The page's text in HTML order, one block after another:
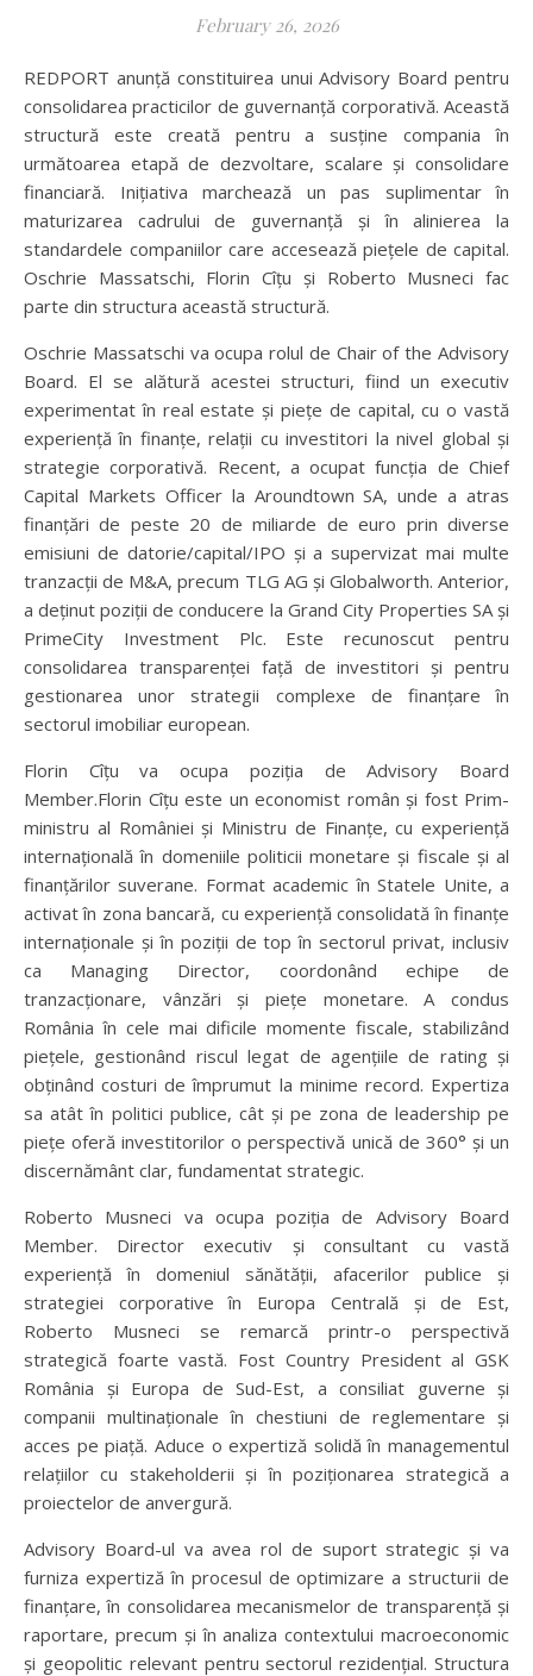
February 26, 2026
REDPORT anunță constituirea unui Advisory Board pentru
consolidarea practicilor de guvernanță corporativă. Această
structură este creată pentru a susține compania în
următoarea etapă de dezvoltare, scalare și consolidare
financiară. Inițiativa marchează un pas suplimentar în
maturizarea cadrului de guvernanță și în alinierea la
standardele companiilor care accesează piețele de capital.
Oschrie Massatschi, Florin Cîțu și Roberto Musneci fac
parte din structura această structură.
Oschrie Massatschi va ocupa rolul de Chair of the Advisory
Board. El se alătură acestei structuri, fiind un executiv
experimentat în real estate și piețe de capital, cu o vastă
experiență în finanțe, relații cu investitori la nivel global și
strategie corporativă. Recent, a ocupat funcția de Chief
Capital Markets Officer la Aroundtown SA, unde a atras
finanțări de peste 20 de miliarde de euro prin diverse
emisiuni de datorie/capital/IPO și a supervizat mai multe
tranzacții de M&A, precum TLG AG și Globalworth. Anterior,
a deținut poziții de conducere la Grand City Properties SA și
PrimeCity Investment Plc. Este recunoscut pentru
consolidarea transparenței față de investitori și pentru
gestionarea unor strategii complexe de finanțare în
sectorul imobiliar european.
Florin Cîțu va ocupa poziția de Advisory Board
Member.Florin Cîțu este un economist român și fost Prim-
ministru al României și Ministru de Finanțe, cu experiență
internațională în domeniile politicii monetare și fiscale și al
finanțărilor suverane. Format academic în Statele Unite, a
activat în zona bancară, cu experiență consolidată în finanțe
internaționale și în poziții de top în sectorul privat, inclusiv
ca Managing Director, coordonând echipe de
tranzacționare, vânzări și piețe monetare. A condus
România în cele mai dificile momente fiscale, stabilizând
piețele, gestionând riscul legat de agențiile de rating și
obținând costuri de împrumut la minime record. Expertiza
sa atât în politici publice, cât și pe zona de leadership pe
piețe oferă investitorilor o perspectivă unică de 360° și un
discernământ clar, fundamentat strategic.
Roberto Musneci va ocupa poziția de Advisory Board
Member. Director executiv și consultant cu vastă
experiență în domeniul sănătății, afacerilor publice și
strategiei corporative în Europa Centrală și de Est,
Roberto Musneci se remarcă printr-o perspectivă
strategică foarte vastă. Fost Country President al GSK
România și Europa de Sud-Est, a consiliat guverne și
companii multinaționale în chestiuni de reglementare și
acces pe piață. Aduce o expertiză solidă în managementul
relațiilor cu stakeholderii și în poziționarea strategică a
proiectelor de anvergură.
Advisory Board-ul va avea rol de suport strategic și va
furniza expertiză în procesul de optimizare a structurii de
finanțare, în consolidarea mecanismelor de transparență și
raportare, precum și în analiza contextului macroeconomic
și geopolitic relevant pentru sectorul rezidențial. Structura